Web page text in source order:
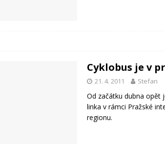
Cyklobus je v
21. 4. 2011 Stefan
Od začátku dubna opět
linka v rámci Pražské
regionu.